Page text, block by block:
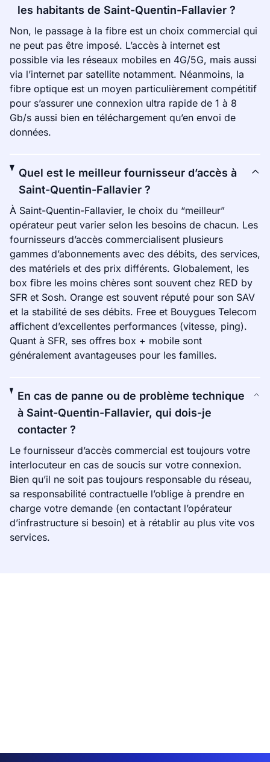
les habitants de Saint-Quentin-Fallavier ?
Non, le passage à la fibre est un choix commercial qui
ne peut pas être imposé. L’accès à internet est
possible via les réseaux mobiles en 4G/5G, mais aussi
via l’internet par satellite notamment. Néanmoins, la
fibre optique est un moyen particulièrement compétitif
pour s’assurer une connexion ultra rapide de 1 à 8
Gb/s aussi bien en téléchargement qu’en envoi de
données.
Quel est le meilleur fournisseur d’accès à
Saint-Quentin-Fallavier ?
À Saint-Quentin-Fallavier, le choix du “meilleur”
opérateur peut varier selon les besoins de chacun. Les
fournisseurs d’accès commercialisent plusieurs
gammes d’abonnements avec des débits, des services,
des matériels et des prix différents. Globalement, les
box fibre les moins chères sont souvent chez RED by
SFR et Sosh. Orange est souvent réputé pour son SAV
et la stabilité de ses débits. Free et Bouygues Telecom
affichent d’excellentes performances (vitesse, ping).
Quant à SFR, ses offres box + mobile sont
généralement avantageuses pour les familles.
En cas de panne ou de problème technique
à Saint-Quentin-Fallavier, qui dois-je
contacter ?
Le fournisseur d’accès commercial est toujours votre
interlocuteur en cas de soucis sur votre connexion.
Bien qu’il ne soit pas toujours responsable du réseau,
sa responsabilité contractuelle l’oblige à prendre en
charge votre demande (en contactant l’opérateur
d’infrastructure si besoin) et à rétablir au plus vite vos
services.